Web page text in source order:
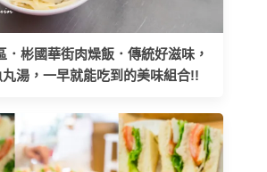
．彬國華街肉燥飯．傳統好滋味，
湯，一早就能吃到的美味組合!!